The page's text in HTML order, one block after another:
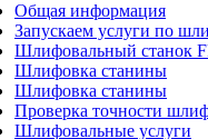
Общая информация
Запускаем услуги по
Шлифовальный станок
Шлифовка станины
Шлифовка станины
Проверка точности
Шлифовальные услуги